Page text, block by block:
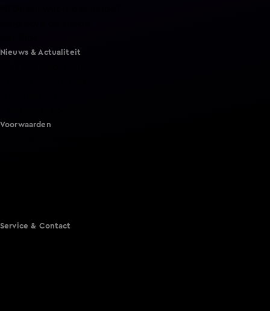
Nieuws & Actualiteit
Voorwaarden
Service & Contact